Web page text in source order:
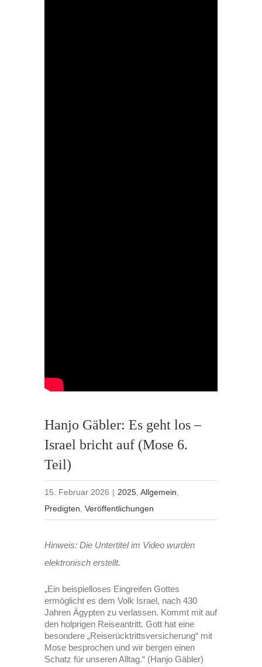
Hanjo Gäbler: Es geht los –
Israel bricht auf (Mose 6.
Teil)
15. Februar 2026 | 2025,Allgemein,
Predigten,Veröffentlichungen
Hinweis: Die Untertitel im Video wurden
elektronisch erstellt.
„Ein beispielloses Eingreifen Gottes
ermöglicht es dem Volk Israel, nach 430
Jahren Ägypten zu verlassen. Kommt mit auf
den holprigen Reiseantritt. Gott hat eine
besondere „Reiserücktrittsversicherung“ mit
Mose besprochen und wir bergen einen
Schatz für unseren Alltag.“ (Hanjo Gäbler)